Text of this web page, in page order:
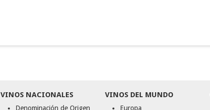
VINOS NACIONALES
Denominación de Origen
VINOS DEL MUNDO
Europa